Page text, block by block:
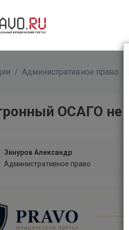
/ Административное право
ОСАГО не
Зинуров Александр
Административное право